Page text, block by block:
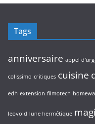
Tags
anniversaire appel
colissimo critiques cuisine
edh extension filmotech
leovold lune hermétique